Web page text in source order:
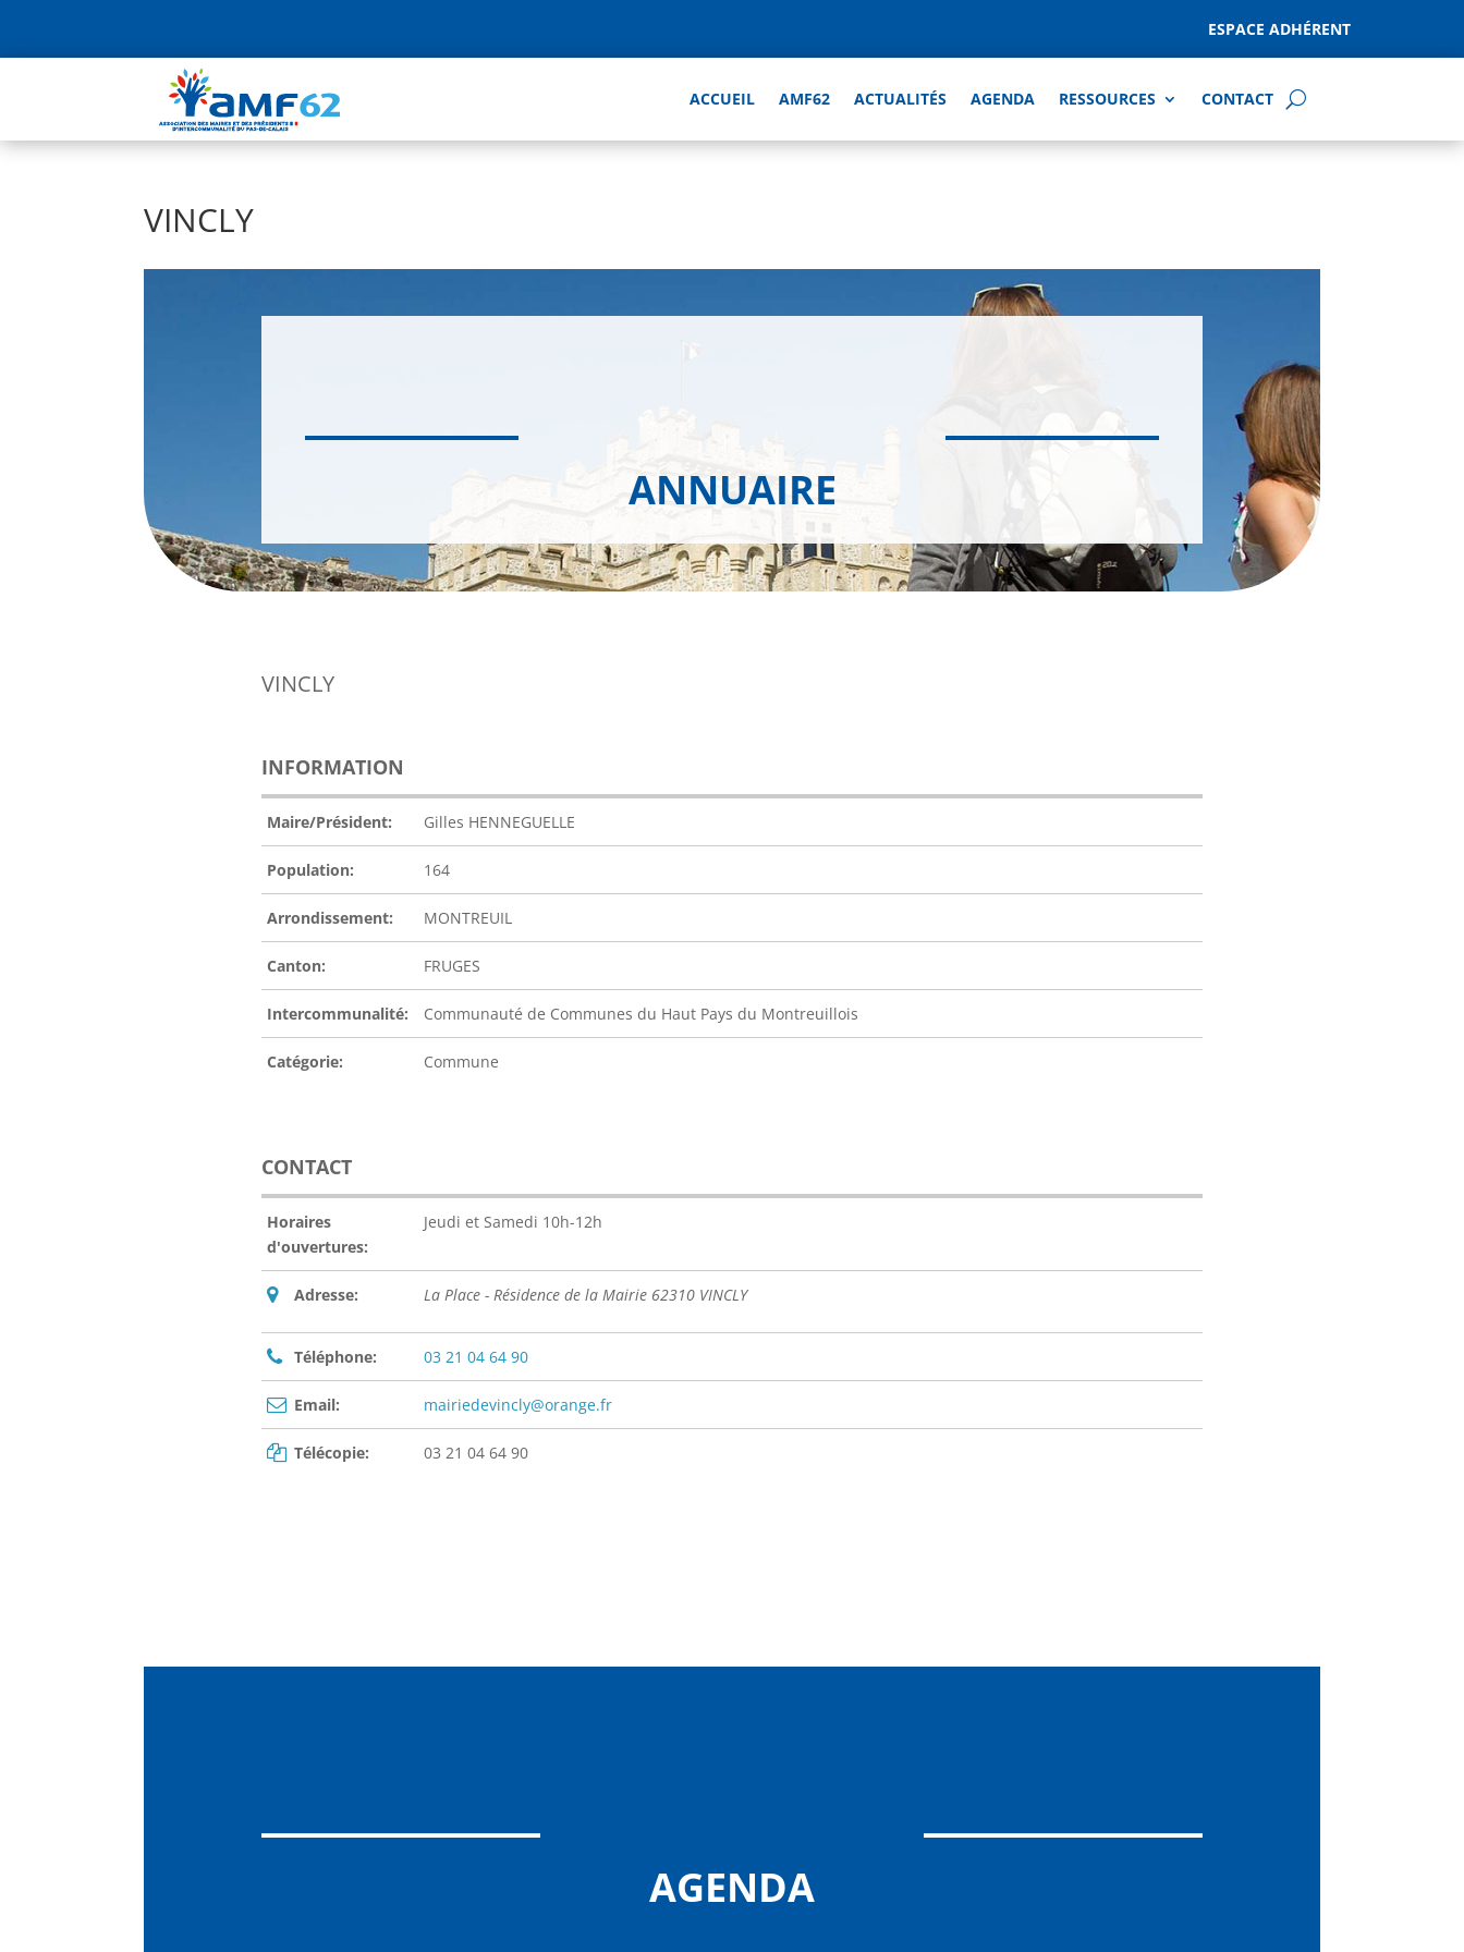
ESPACE ADHÉRENT
ACCUEIL AMF62 ACTUALITÉS AGENDA RESSOURCES CONTACT
VINCLY
ANNUAIRE
VINCLY
INFORMATION
Maire/Président: Gilles HENNEGUELLE
Population: 164
Arrondissement: MONTREUIL
Canton: FRUGES
Intercommunalité: Communauté de Communes du Haut Pays du Montreuillois
Catégorie: Commune
CONTACT
Horaires
d'ouvertures:
Jeudi et Samedi 10h-12h
Adresse: La Place - Résidence de la Mairie 62310 VINCLY
Téléphone: 03 21 04 64 90
Email: mairiedevincly@orange.fr
Télécopie: 03 21 04 64 90
AGENDA